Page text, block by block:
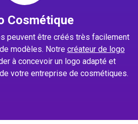
Cosmétique
peuvent être créés très facilement
modèles. Notre créateur de logo
à concevoir un logo adapté et
votre entreprise de cosmétiques.